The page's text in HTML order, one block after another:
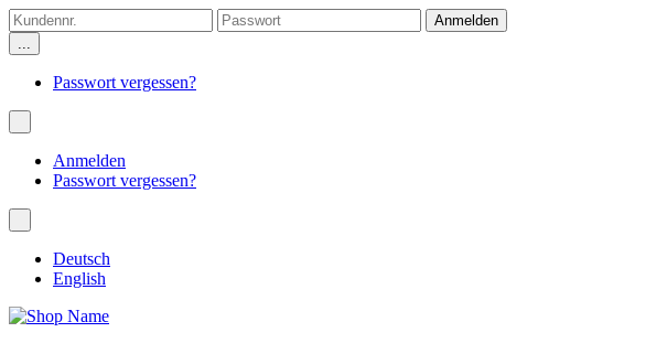
...
Passwort vergessen?
Anmelden
Passwort vergessen?
Deutsch
English